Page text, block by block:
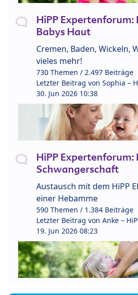
HiPP Expertenforum:
Babys Haut
Cremen, Baden, Wickeln,
vieles mehr!
730 Themen / 2.497 Beiträge
Letzter Beitrag von Sophia –
30. Jun 2026 10:38
HiPP Expertenforum:
Schwangerschaft
Austausch mit dem HiPP
einer Hebamme
590 Themen / 1.384 Beiträge
Letzter Beitrag von Anke –
19. Jun 2026 08:23